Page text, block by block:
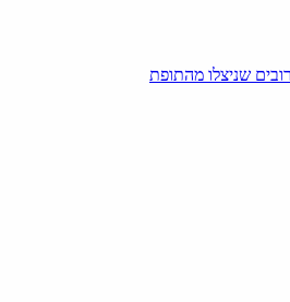
שניצלו מהתופת